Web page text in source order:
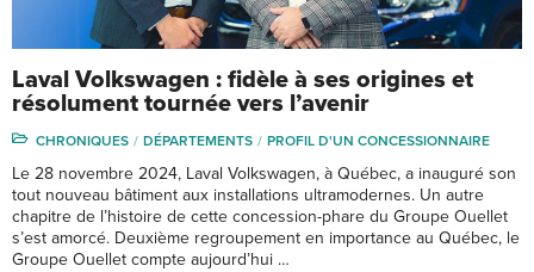
Laval Volkswagen : fidèle à ses origines et
résolument tournée vers l’avenir
CHRONIQUES DÉPARTEMENTS PROFIL D'UN CONCESSIONNAIRE
Le 28 novembre 2024, Laval Volkswagen, à Québec, a inauguré son
tout nouveau bâtiment aux installations ultramodernes. Un autre
chapitre de l’histoire de cette concession-phare du Groupe Ouellet
s’est amorcé. Deuxième regroupement en importance au Québec, le
Groupe Ouellet compte aujourd’hui …